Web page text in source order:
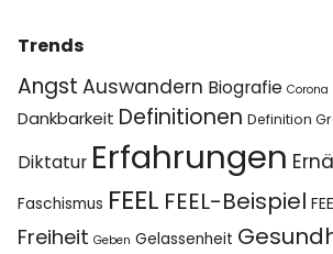
Trends
Angst Auswandern Biografie Corona
Dankbarkeit Definitionen Definition
Diktatur Erfahrungen
Faschismus FEEL FEEL-Beispiel
Freiheit Geben Gelassenheit